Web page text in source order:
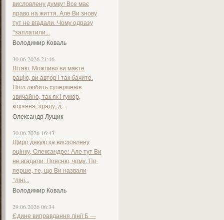
висловлену думку! Все має
право на життя. Але Ви знову
тут не вгадали. Чому одразу
"заплатили...
Володимир Коваль
30.06.2026 21:46
Вітаю. Можливо ви маєте
рацію, ви автор і так бачите.
Піпл любить суперменів
звичайно, так як і гумор,
кохання, зраду, д...
Олександр Лущик
30.06.2026 16:43
Щиро дякую за висловлену
оцінку, Олександре! Але тут Ви
не вгадали. Поясню, чому. По-
перше, те, що Ви назвали
"ліні...
Володимир Коваль
29.06.2026 06:34
Єдине виправдання лінії Б —